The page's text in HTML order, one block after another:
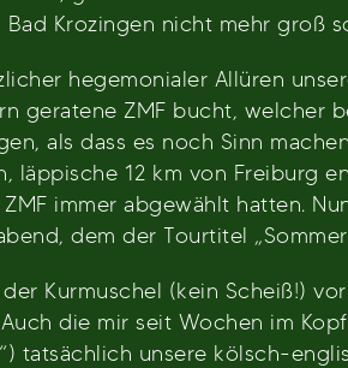
Krozingen nicht mehr groß
hegemonialer Allüren
geratene ZMF bucht,
als dass es noch Sinn
läppische 12 km von Freiburg
immer abgewählt hatten.
dem der Tourtitel
Kurmuschel (kein Scheiß!)
die mir seit Wochen im
tatsächlich unsere kölsch-